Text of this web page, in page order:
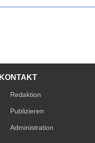
KONTAKT
Redaktion
Publizieren
Administration